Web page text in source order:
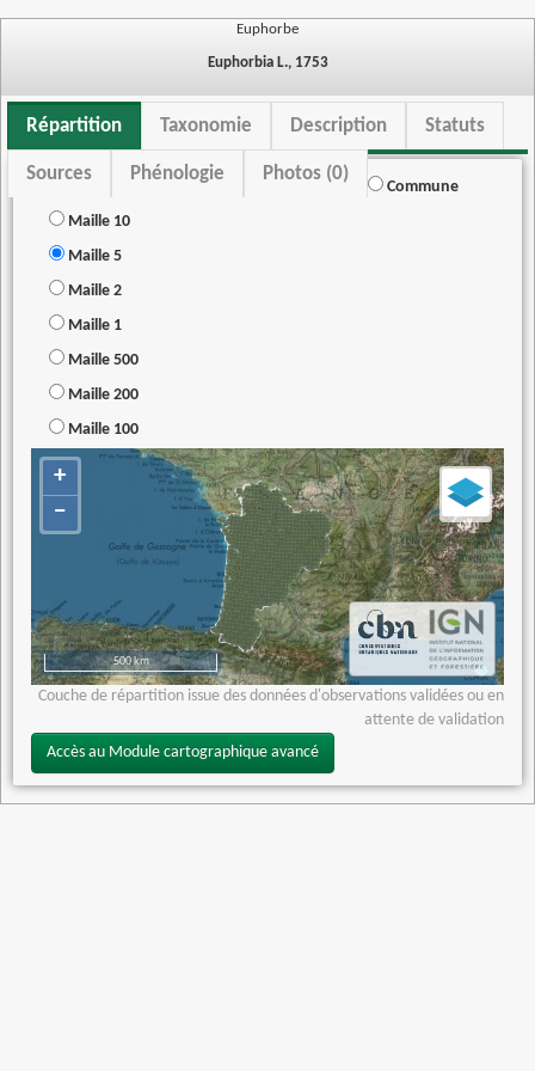
Euphorbe
Euphorbia L., 1753
Répartition Taxonomie Description Statuts
Sources Phénologie Photos (0)
Commune
Maille 10
Maille 5
Maille 2
Maille 1
Maille 500
Maille 200
Maille 100
+
−
500 km
Couche de répartition issue des données d'observations validées ou en
attente de validation
Accès au Module cartographique avancé